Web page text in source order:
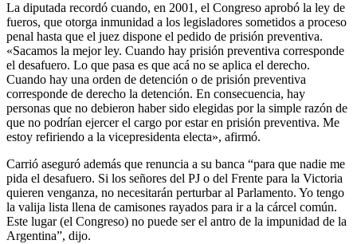
La diputada recordó cuando, en 2001, el Congreso aprobó la ley de
fueros, que otorga inmunidad a los legisladores sometidos a proceso
penal hasta que el juez dispone el pedido de prisión preventiva.
«Sacamos la mejor ley. Cuando hay prisión preventiva corresponde
el desafuero. Lo que pasa es que acá no se aplica el derecho.
Cuando hay una orden de detención o de prisión preventiva
corresponde de derecho la detención. En consecuencia, hay
personas que no debieron haber sido elegidas por la simple razón de
que no podrían ejercer el cargo por estar en prisión preventiva. Me
estoy refiriendo a la vicepresidenta electa», afirmó.
Carrió aseguró además que renuncia a su banca “para que nadie me
pida el desafuero. Si los señores del PJ o del Frente para la Victoria
quieren venganza, no necesitarán perturbar al Parlamento. Yo tengo
la valija lista llena de camisones rayados para ir a la cárcel común.
Este lugar (el Congreso) no puede ser el antro de la impunidad de la
Argentina”, dijo.